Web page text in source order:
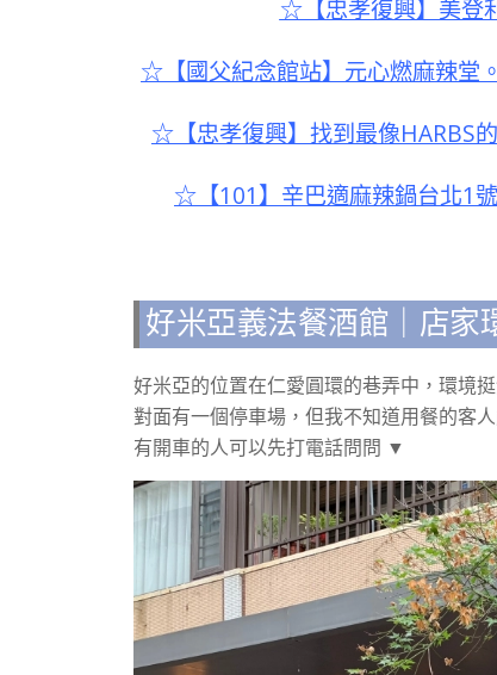
☆【忠孝復興】美登
☆【國父紀念館站】元心燃麻辣堂
☆【忠孝復興】找到最像HARBS
☆【101】辛巴適麻辣鍋台北1
好米亞義法餐酒館｜店家
好米亞的位置在仁愛圓環的巷弄中， 環境
對面有一個停車場，但我不知道用餐的客
有開車的人可以先打電話問問 ▼